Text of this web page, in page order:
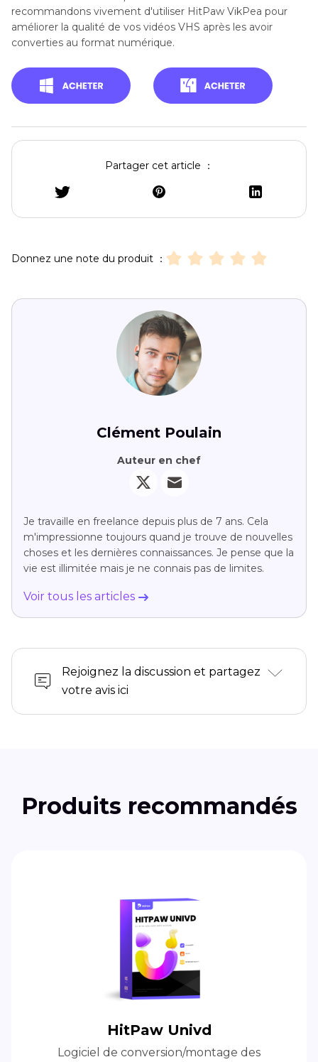
recommandons vivement d'utiliser HitPaw VikPea pour
améliorer la qualité de vos vidéos VHS après les avoir
converties au format numérique.
Partager cet article ：
Donnez une note du produit ：
Clément Poulain
Auteur en chef
Je travaille en freelance depuis plus de 7 ans. Cela
m'impressionne toujours quand je trouve de nouvelles
choses et les dernières connaissances. Je pense que la
vie est illimitée mais je ne connais pas de limites.
Voir tous les articles
Rejoignez la discussion et partagez
votre avis ici
Produits recommandés
HitPaw Univd
Logiciel de conversion/montage des